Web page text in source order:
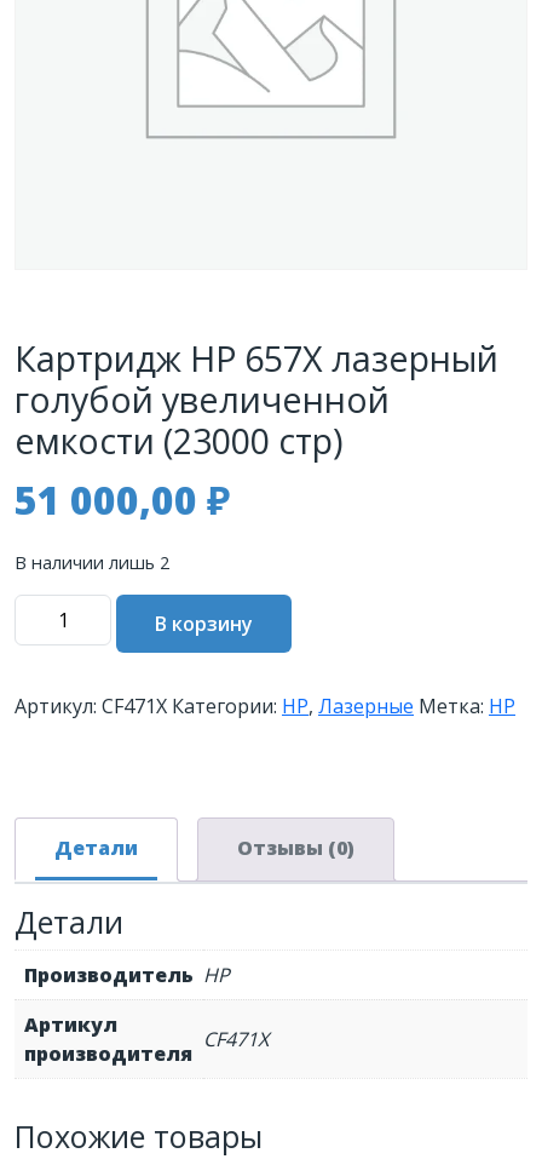
Картридж HP 657X лазерный
голубой увеличенной
емкости (23000 стр)
51 000,00 ₽
В наличии лишь 2
Количество
товара
HP
657X
увеличенной
емкости
В корзину
Артикул: CF471X Категории: HP, Лазерные Метка: HP
Детали Отзывы (0)
Детали
Производитель HP
Артикул
производителя
CF471X
Похожие товары